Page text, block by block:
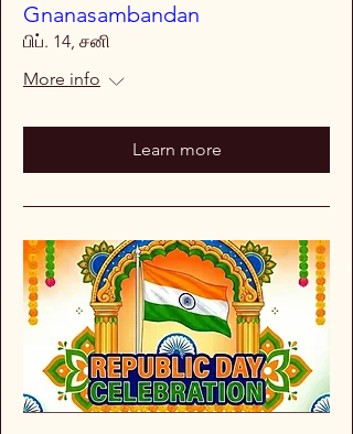
Gnanasambandan
பிப். 14, சனி
More info
Learn more